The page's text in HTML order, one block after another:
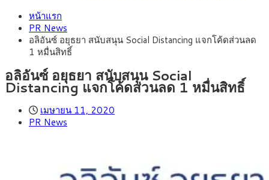
หน้ารถไฟฟ้าสงขลา โมโนเรล 12.54 กม. เชื่อมเมืองหาดใหญ่
สิงหาคม 4, 2026
รายหัวเพียง 2,618 บาท เสนอทบทวนจัดสรรงบให้สอดคล้องภาระ
งานจริง
สิงหาคม 3, 2026
33.00-33.60 ติดตามข้อมูลจ้างงานสหรัฐฯ
สิงหาคม 1, 2026 “เอกนิติ” เปิดเครื่องยนต์เศรษฐกิจใหม่ของไทย
เดินหน้า 5 ยุทธศาสตร์ รื้อโครงสร้างเศรษฐกิจ ดันไทยโตเต็ม
ศักยภาพ
กรกฎาคม 27, 2026
ติดลายการ์ตูน กรมศุลกากร เตือนผู้ปกครองเฝ้าระวัง หลังยึดล็อต
ใหญ่จากเยอรมนี
หน้าแรก
PR News
อลิอันซ์ อยุธยา สนับสนุน Social Distancing แจกโค้ดส่วนลด
1 หมื่นสิทธิ์
อลิอันซ์ อยุธยา สนับสนุน Social
Distancing แจกโค้ดส่วนลด 1 หมื่นสิทธิ์
เมษายน 11, 2020
PR News